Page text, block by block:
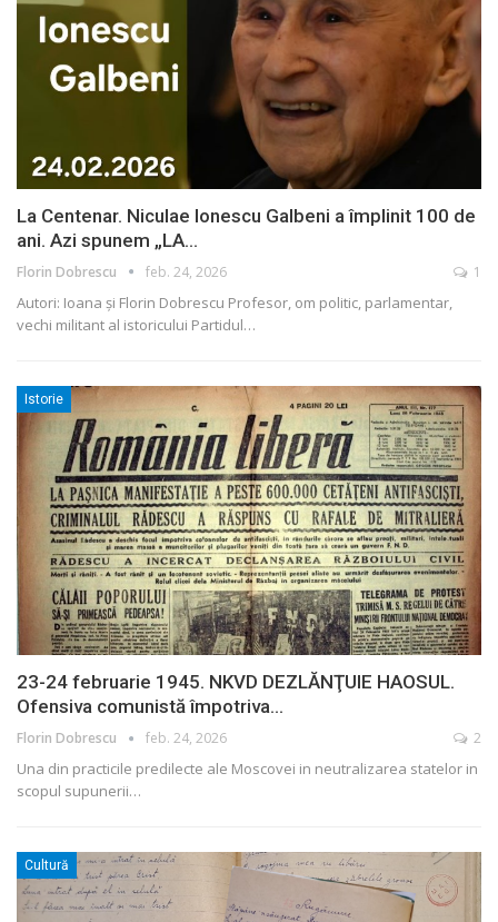
La Centenar. Niculae Ionescu Galbeni a împlinit 100 de
ani. Azi spunem „LA…
Florin Dobrescu feb. 24, 2026 1
Autori: Ioana și Florin Dobrescu Profesor, om politic, parlamentar,
vechi militant al istoricului Partidul…
Istorie
23-24 februarie 1945. NKVD DEZLĂNŢUIE HAOSUL.
Ofensiva comunistă împotriva…
Florin Dobrescu feb. 24, 2026 2
Una din practicile predilecte ale Moscovei in neutralizarea statelor in
scopul supunerii…
Cultură